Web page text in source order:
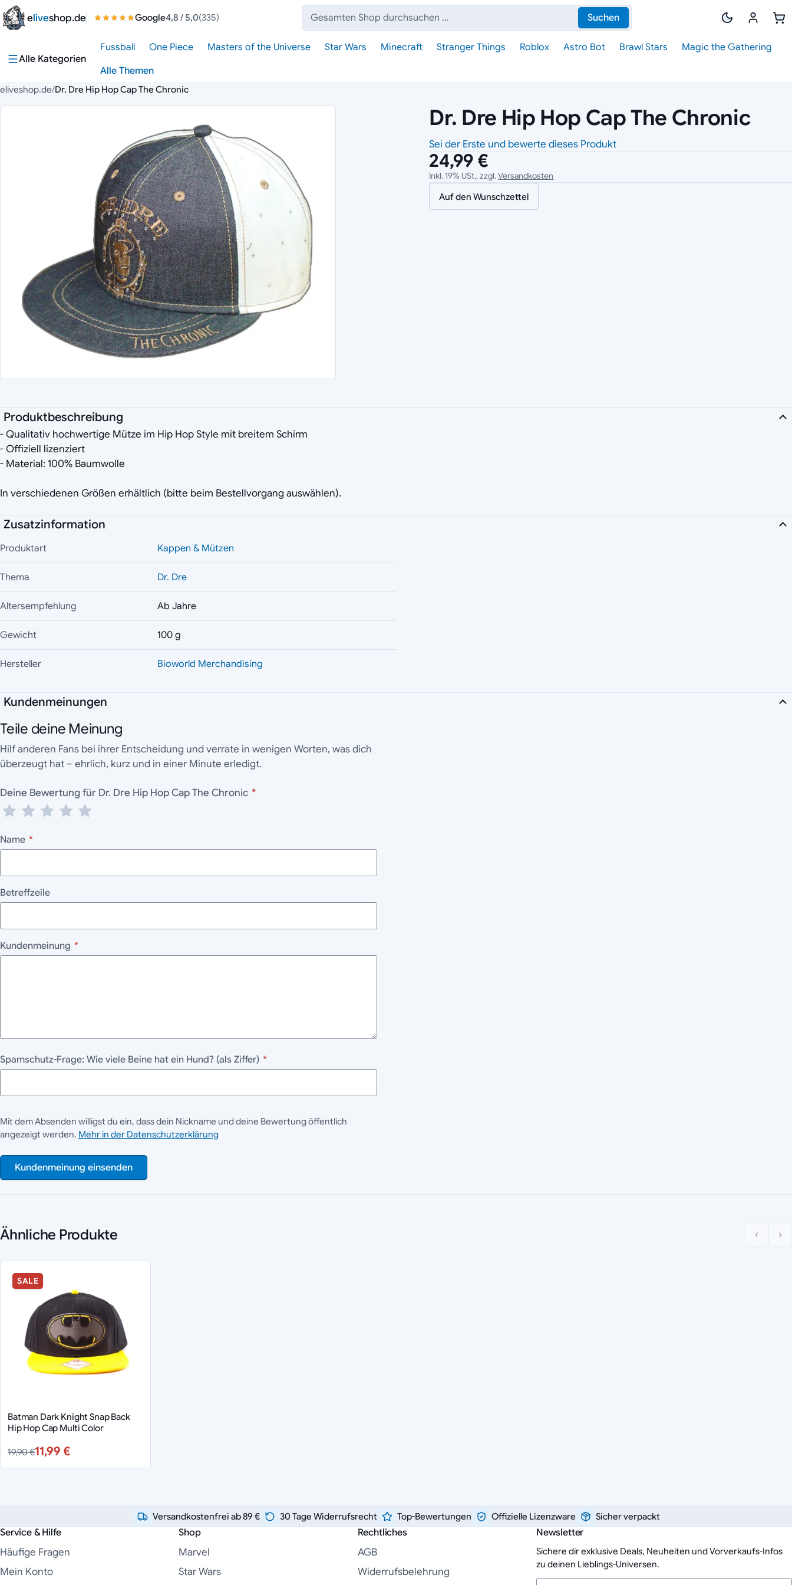
Zum Inhalt springen
eliveshop.de Google4,8 / 5,0(335)
Suche:
Suchen
Alle Kategorien
Fussball One Piece Masters of the Universe Star Wars Minecraft Stranger Things Roblox Astro Bot Brawl Stars
Magic the Gathering
Alle Themen
eliveshop.de/Dr. Dre Hip Hop Cap The Chronic
Dr. Dre Hip Hop Cap The Chronic
Sei der Erste und bewerte dieses Produkt
24,99 €
Inkl. 19% USt., zzgl.Versandkosten
Auf den Wunschzettel
Produktbeschreibung
- Qualitativ hochwertige Mütze im Hip Hop Style mit breitem Schirm
- Offiziell lizenziert
- Material: 100% Baumwolle
In verschiedenen Größen erhältlich (bitte beim Bestellvorgang auswählen).
Zusatzinformation
Produktart Kappen & Mützen
Thema Dr. Dre
Altersempfehlung Ab Jahre
Gewicht 100 g
Hersteller Bioworld Merchandising
Kundenmeinungen
Teile deine Meinung
Hilf anderen Fans bei ihrer Entscheidung und verrate in wenigen Worten, was dich
überzeugt hat – ehrlich, kurz und in einer Minute erledigt.
Deine Bewertung für Dr. Dre Hip Hop Cap The Chronic *
Name *
Betreffzeile
Kundenmeinung *
Spamschutz-Frage: Wie viele Beine hat ein Hund? (als Ziffer) *
Mit dem Absenden willigst du ein, dass dein Nickname und deine Bewertung öffentlich
angezeigt werden. Mehr in der Datenschutzerklärung
Kundenmeinung einsenden
Ähnliche Produkte
SALE
Batman Dark Knight Snap Back
Hip Hop Cap Multi Color
19,90 €11,99 €
Versandkostenfrei ab 89 € 30 Tage Widerrufsrecht Top-Bewertungen Offizielle Lizenzware Sicher verpackt
Service & Hilfe
Häufige Fragen
Mein Konto
Shop
Marvel
Star Wars
Rechtliches
AGB
Widerrufsbelehrung
Newsletter
Sichere dir exklusive Deals, Neuheiten und Vorverkaufs-Infos
zu deinen Lieblings-Universen.